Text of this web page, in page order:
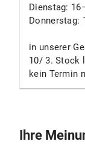
Dienstag:
Donnerstag:
in unserer
10/ 3. Stock
kein Termin
Ihre